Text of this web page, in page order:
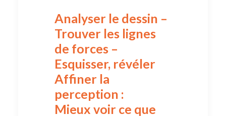
Analyser le dessin –
Trouver les lignes
de forces –
Esquisser, révéler
Affiner la
perception :
Mieux voir ce que